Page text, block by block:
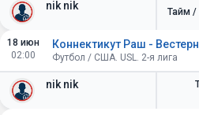
nik nik Тайм /
18 июн
02:00
nik nik
Коннектикут Раш -
Футбол / США. USL. 2-я лига